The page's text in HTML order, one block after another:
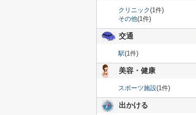
クリニック(1件)
その他(1件)
交通
駅(1件)
美容・健康
スポーツ施設(1件)
出かける